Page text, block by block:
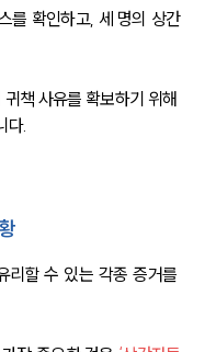
를 확인하고, 세 명의 상간
책 사유를 확보하기 위해
다.
리할 수 있는 각종 증거를